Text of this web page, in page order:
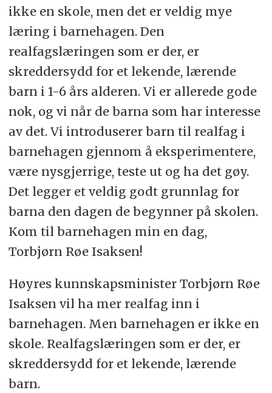
ikke en skole, men det er veldig mye
læring i barnehagen. Den
realfagslæringen som er der, er
skreddersydd for et lekende, lærende
barn i 1-6 års alderen. Vi er allerede gode
nok, og vi når de barna som har interesse
av det. Vi introduserer barn til realfag i
barnehagen gjennom å eksperimentere,
være nysgjerrige, teste ut og ha det gøy.
Det legger et veldig godt grunnlag for
barna den dagen de begynner på skolen.
Kom til barnehagen min en dag,
Torbjørn Røe Isaksen!
Høyres kunnskapsminister Torbjørn Røe
Isaksen vil ha mer realfag inn i
barnehagen. Men barnehagen er ikke en
skole. Realfagslæringen som er der, er
skreddersydd for et lekende, lærende
barn.